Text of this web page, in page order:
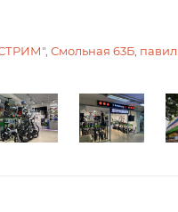
Смольная 63Б,